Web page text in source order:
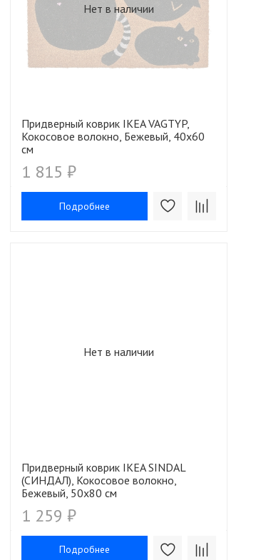
Нет в наличии
Придверный коврик IKEA VAGTYP,
Кокосовое волокно, Бежевый, 40x60
см
1 815 ₽
Подробнее
Нет в наличии
Придверный коврик IKEA SINDAL
(СИНДАЛ), Кокосовое волокно,
Бежевый, 50х80 см
1 259 ₽
Подробнее